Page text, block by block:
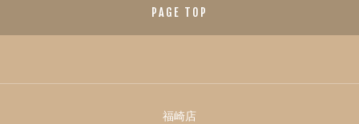
PAGE TOP
福崎店